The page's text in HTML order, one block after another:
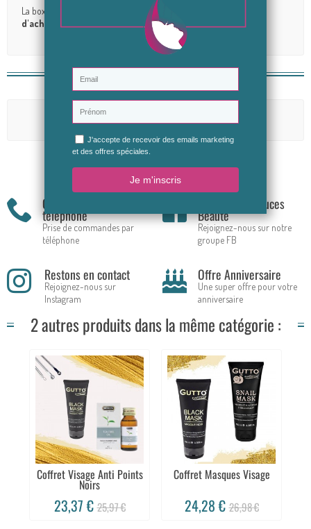
La box Cosmeto, d'une valeur de
64,95€ est offerte dès 119€
d'achat
avec le codeBOXCOSMETO!
Avis (0)
Commande par
téléphone
Prise de commandes par
téléphone
Conseils & Astuces
Beauté
Rejoignez-nous sur notre
groupe FB
Restons en contact
Rejoignez-nous sur
Instagram
Offre Anniversaire
Une super offre pour votre
anniversaire
2 autres produits dans la même catégorie :
Coffret Visage Anti Points
Noirs
23,37 €25,97 €
Coffret Masques Visage
24,28 €26,98 €